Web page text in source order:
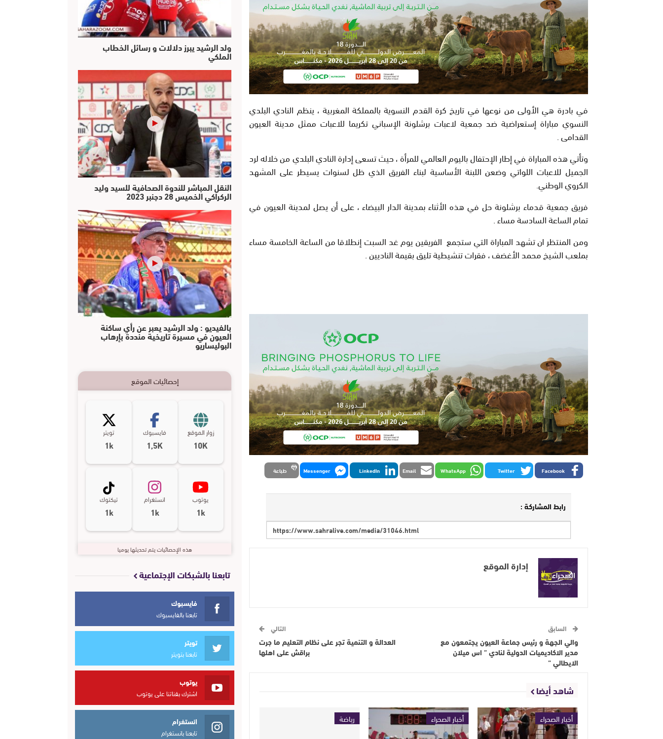
في بادرة هي الأولى من نوعها في تاريخ كرة القدم النسوية بالمملكة المغربية ، ينظم النادي البلدي
النسوي مباراة إستعراضية ضد جمعية لاعبات برشلونة الإسباني تكريما للاعبات ممثل مدينة العيون
القدامى .
وتأتي هذه المباراة في إطار الإحتفال باليوم العالمي للمرأة ، حيث تسعى إدارة النادي البلدي من خلاله لرد
الجميل للاعبات اللواتي وضعن اللبنة الأساسية لبناء الفريق الذي ظل لسنوات يسيطر على المشهد
الكروي الوطني.
فريق جمعية قدماء برشلونة حل في هذه الأثناء بمدينة الدار البيضاء ، على أن يصل لمدينة العيون في
تمام الساعة السادسة مساء .
ومن المنتظر ان تشهد المباراة التي ستجمع الفريقين يوم غد السبت إنطلاقا من الساعة الخامسة مساء
بملعب الشيخ محمد الأغضف ، فقرات تنشيطية تليق بقيمة الناديين .
Facebook
Twitter
WhatsApp
Email
LinkedIn
Messenger طباعة
رابط المشاركة :
إدارة الموقع
السابق
والي الجهة و رئيس جماعة العيون يجتمعون مع
مدير الاكاديميات الدولية لنادي ” اس ميلان
الايطالي ”
التالي
العدالة و التنمية تجر على نظام التعليم ما جرت
براقش على اهلها
شاهد أيضا
أخبار الصحراء أخبار الصحراء رياضة
ولد الرشيد يبرز دلالات و رسائل الخطاب
الملكي
النقل المباشر للندوة الصحافية للسيد وليد
الركراكي الخميس 28 دجنبر 2023
بالفيديو : ولد الرشيد يعبر عن رأي ساكنة
العيون في مسيرة تاريخية منددة بإرهاب
البوليساريو
إحصائيات الموقع
زوار الموقع
10K
فايسبوك
1,5K
تويتر
1k
يوتوب
1k
انستغرام
1k
تيكتوك
1k
هذه الإحصائيات يتم تحديثها يوميا
تابعنا بالشبكات الإجتماعية
فايسبوك
تابعنا بالفايسبوك
تويتر
تابعنا بتويتر
يوتوب
اشترك بقناتنا على يوتوب
انستغرام
تابعنا بانستغرام